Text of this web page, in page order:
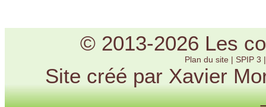
© 2013-2026 Les
Plan du site | SPIP 3
Site créé par Xavier